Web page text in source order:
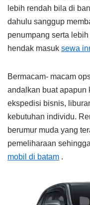
lebih rendah bila di
dahulu sanggup
penumpang serta
hendak masuk sewa
Bermacam- macam
andalkan buat apapun
ekspedisi bisnis,
kebutuhan individu.
berumur muda yang
pemeliharaan
mobil di batam .